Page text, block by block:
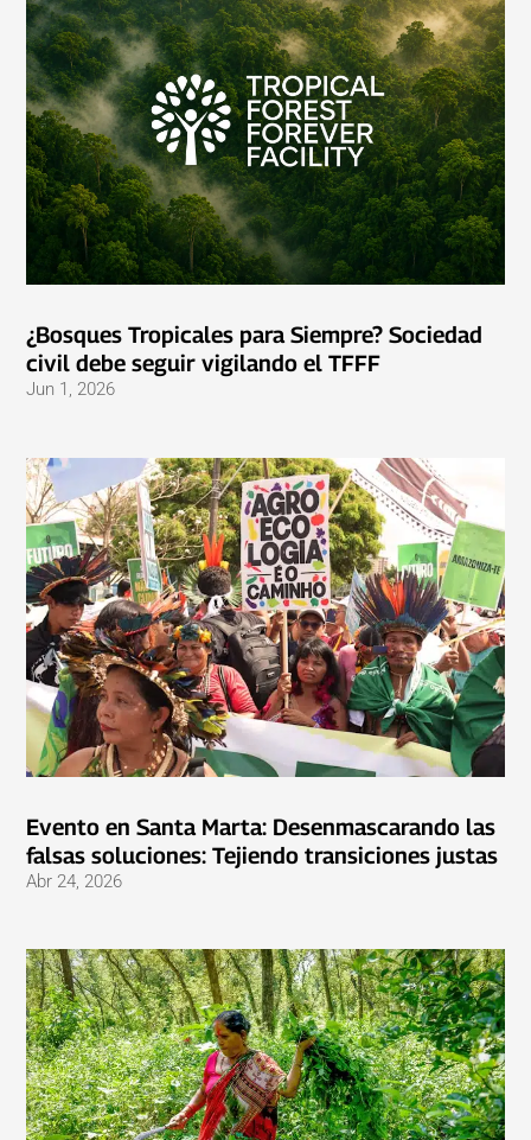
¿Bosques Tropicales para Siempre? Sociedad
civil debe seguir vigilando el TFFF
Jun 1, 2026
Evento en Santa Marta: Desenmascarando las
falsas soluciones: Tejiendo transiciones justas
Abr 24, 2026